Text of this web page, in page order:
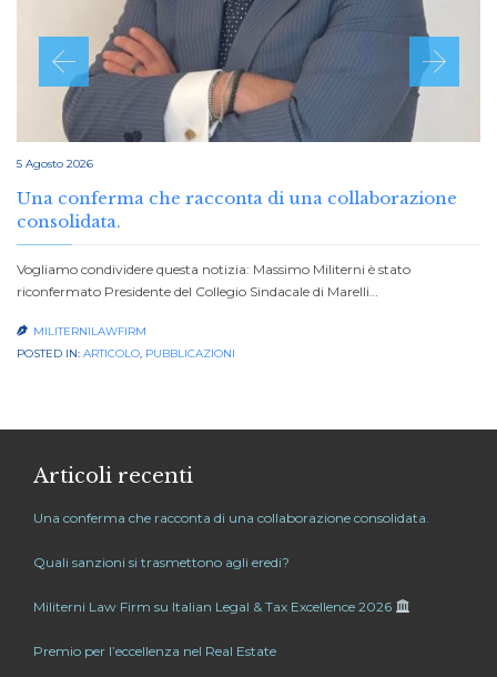
5 Agosto 2026
Una conferma che racconta di una collaborazione
consolidata.
Vogliamo condividere questa notizia: Massimo Militerni è stato
riconfermato Presidente del Collegio Sindacale di Marelli…
 MILITERNILAWFIRM
POSTED IN: ARTICOLO, PUBBLICAZIONI
Articoli recenti
Una conferma che racconta di una collaborazione consolidata.
Quali sanzioni si trasmettono agli eredi?
Militerni Law Firm su Italian Legal & Tax Excellence 2026
Premio per l’eccellenza nel Real Estate